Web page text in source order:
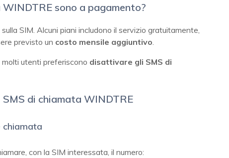
sono a pagamento?
SIM. Alcuni piani includono il servizio gratuitamente,
previsto un costo mensile aggiuntivo.
utenti preferiscono disattivare gli SMS di
di chiamata WINDTRE
con la SIM interessata, il numero: